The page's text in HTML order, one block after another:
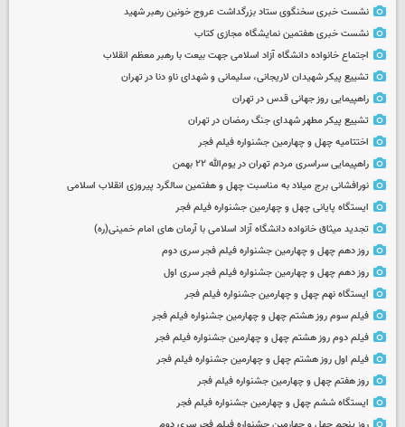
نشست خبری سخنگوی ستاد بزرگداشت عروج خونین رهبر شهید
نشست خبری هفتمین نمایشگاه مجازی کتاب
اجتماع خانواده دانشگاه آزاد اسلامی جهت بیعت با رهبر معظم انقلاب
تشییع پیکر شهیدان لاریجانی، سلیمانی و شهدای ناو دنا در تهران
راهپیمایی روز جهانی قدس در تهران
تشییع پیکر مطهر شهدای جنگ رمضان در تهران
اختتامیه چهل و چهارمین جشنواره فیلم فجر
راهپیمایی سراسری مردم تهران در یوم‌الله ۲۲ بهمن
نورافشانی برج میلاد به مناسبت چهل‌ و هفتمین سالگرد پیروزی انقلاب اسلامی
ایستگاه پایانی چهل و چهارمین جشنواره فیلم فجر
تجدید میثاق خانواده دانشگاه آزاد اسلامی با آرمان های امام خمینی(ره)
روز دهم چهل و چهارمین جشنواره فیلم فجر سری دوم
روز دهم چهل و چهارمین جشنواره فیلم فجر سری اول
ایستگاه نهم چهل و چهارمین جشنواره فیلم فجر
فیلم سوم روز هشتم چهل و چهارمین جشنواره فیلم فجر
فیلم دوم روز هشتم چهل و چهارمین جشنواره فیلم فجر
فیلم اول روز هشتم چهل و چهارمین جشنواره فیلم فجر
روز هفتم چهل و چهارمین جشنواره فیلم فجر
ایستگاه ششم چهل و چهارمین جشنواره فیلم فجر